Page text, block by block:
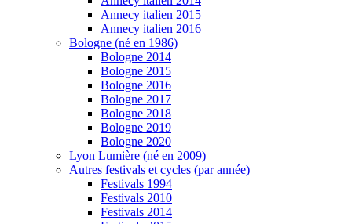
Annecy italien 2015
Annecy italien 2016
Bologne (né en 1986)
Bologne 2014
Bologne 2015
Bologne 2016
Bologne 2017
Bologne 2018
Bologne 2019
Bologne 2020
Lyon Lumière (né en 2009)
Autres festivals et cycles (par année)
Festivals 1994
Festivals 2010
Festivals 2014